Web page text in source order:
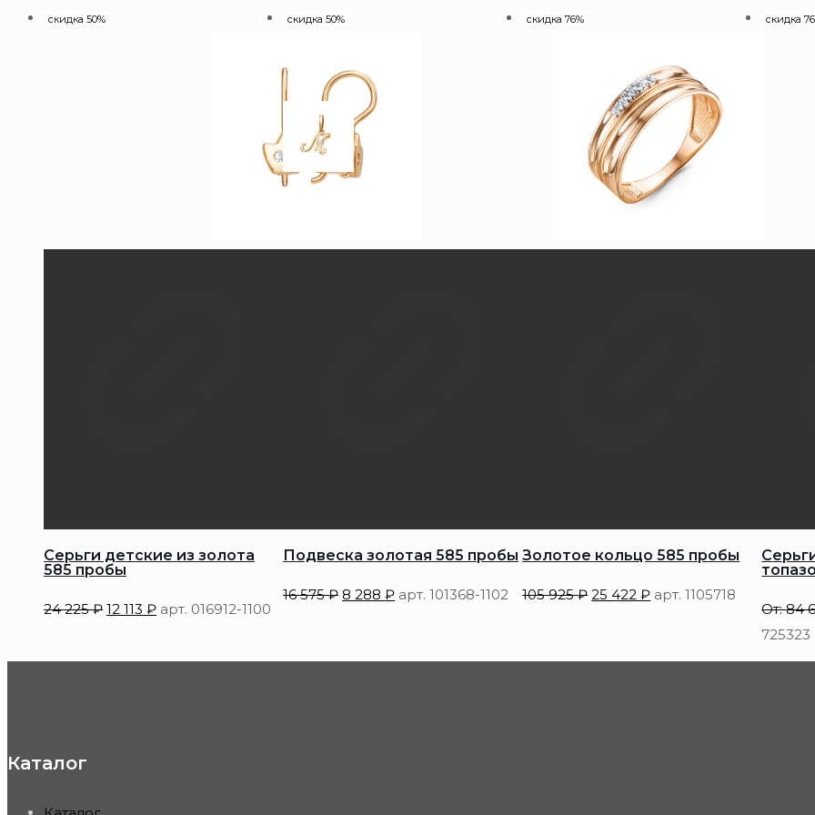
скидка 50%
Серьги детские из золота
585 пробы
24 225₽ 12 113 ₽ арт. 016912-1100
скидка 50%
Подвеска золотая 585 пробы
16 575₽ 8 288₽ арт. 101368-1102
скидка 76%
Золотое кольцо 585 пробы
105 925₽ 25 422₽ арт. 1105718
скидка
От:84
725323
Каталог